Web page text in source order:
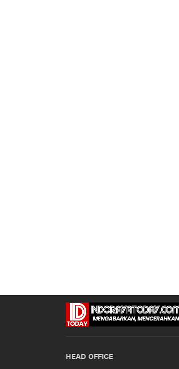
HEAD OFFICE